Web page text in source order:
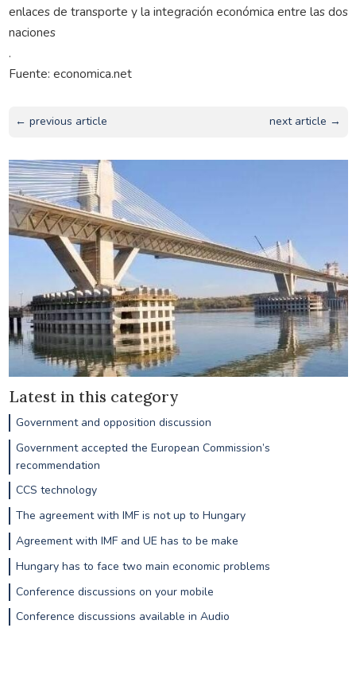
enlaces de transporte y la integración económica entre las dos
naciones
.
Fuente: economica.net
← previous article next article →
Latest in this category
Government and opposition discussion
Government accepted the European Commission’s
recommendation
CCS technology
The agreement with IMF is not up to Hungary
Agreement with IMF and UE has to be make
Hungary has to face two main economic problems
Conference discussions on your mobile
Conference discussions available in Audio